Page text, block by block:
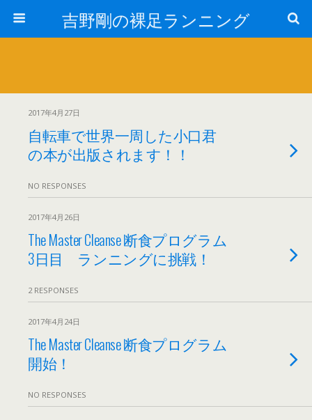
吉野剛の裸足ランニング
2017年4月27日
自転車で世界一周した小口君
の本が出版されます！！
NO RESPONSES
2017年4月26日
The Master Cleanse 断食プログラム
3日目 ランニングに挑戦！
2 RESPONSES
2017年4月24日
The Master Cleanse 断食プログラム
開始！
NO RESPONSES